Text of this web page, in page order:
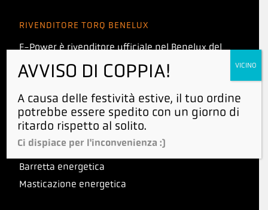
RIVENDITORE TORQ BENELUX
E-Power è rivenditore ufficiale nel Benelux del
marchio Torq. Quindi acquista i tuoi prodotti in
sicurezza da E-Power.
SISTEMA DI ALIMENTAZIONETM
Bevanda energetica
Gel energetico
Barretta energetica
Masticazione energetica
AVVISO DI COPPIA!
A causa delle festività estive, il tuo ordine
potrebbe essere spedito con un giorno di
ritardo rispetto al solito.
Ci dispiace per l'inconvenienza :)
VICINO